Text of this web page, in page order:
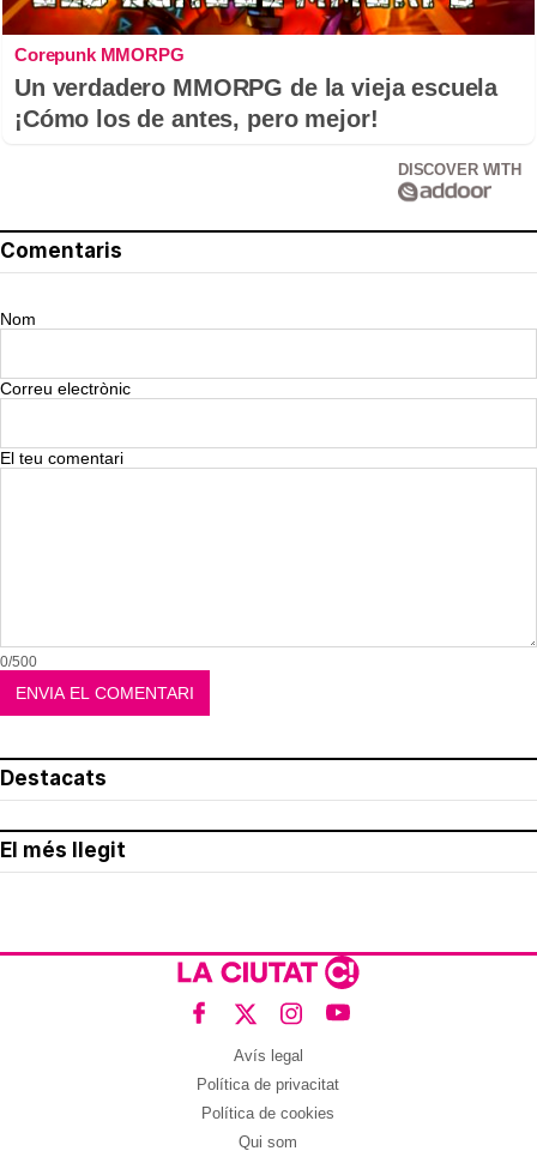
Corepunk MMORPG
Un verdadero MMORPG de la vieja escuela
¡Cómo los de antes, pero mejor!
DISCOVER WITH
Comentaris
Nom
Correu electrònic
El teu comentari
0/500
Destacats
El més llegit
Avís legal
Política de privacitat
Política de cookies
Qui som